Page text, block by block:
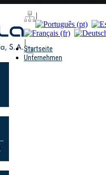
|
|
Startseite
Unternehmen